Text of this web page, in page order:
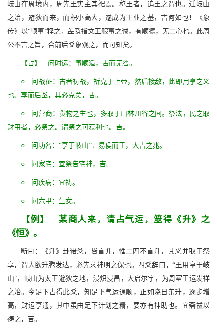
岐山在周境内，周先王实主其祀焉。称王者，追王之谓也。迁岐山
之始，避狄而来，而积小高大，遂成为王业之基，吉何如也！《象
传》以“顺事”释之，盖隐指文王服事之诚，有顺德，无二心也。此周
公不言之旨，合前后爻象观之，而可知矣。
【占】 问时运：事顺适，吉而无咎。
○ 问战征：古者祷战，祈克于上帝，然后接敌，此即用享之义
也。享而后战，其必克矣，吉。
○ 问营商：货物之生也，多取于山林川谷之间。祭法，民之取
财用者，必祭之。谓祭之可获利也。吉。
○ 问功名：“亨于岐山”，易侯而王，大吉之兆。
○ 问家宅：宜祭告宅神，吉。
○ 问疾病：宜祷。
○ 问六甲：生女。
【例】 某商人来，请占气运，筮得《升》之
《恒》。
断曰：《升》卦诸爻，皆言升，惟二四不言升，其义并取于祭
享，谓人欲升腾发达，必先求神明之保也。四爻辞曰，“王用亨于岐
山”，岐山为太王避狄之地，浸炽浸昌，大启尔宇，为周室王运发祥
之始。今足下占得此爻，知足下气运通顺，正如晓日东升，逐步增
高，财运亨通，其中虽由足下计划之精，要亦有神助也。宜斋祓以
祷之，吉。